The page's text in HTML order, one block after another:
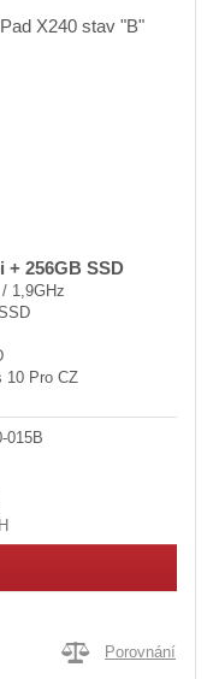
+ 256GB SSD
1,9GHz
10 Pro CZ
015B
Porovnání